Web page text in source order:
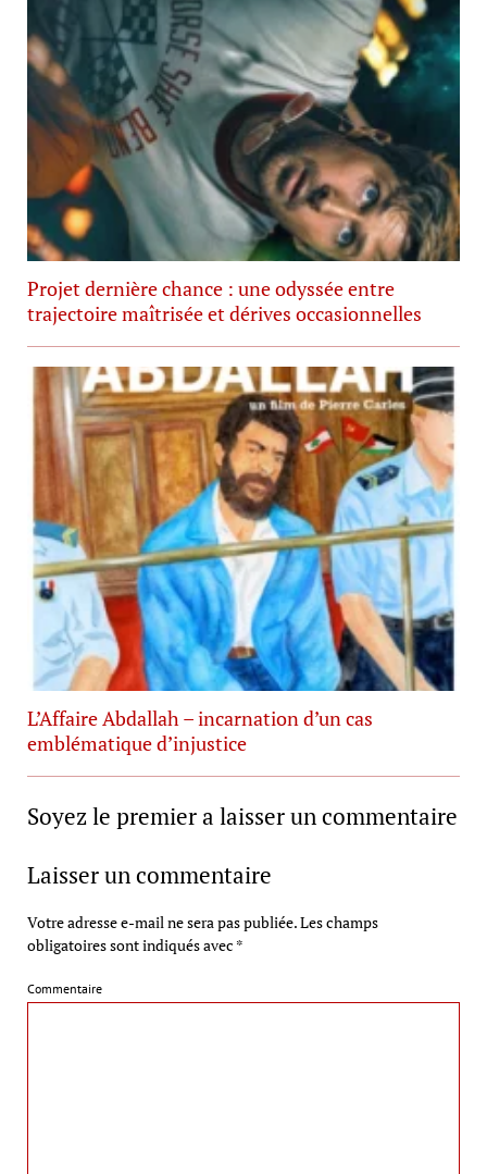
Projet dernière chance : une odyssée entre
trajectoire maîtrisée et dérives occasionnelles
L’Affaire Abdallah – incarnation d’un cas
emblématique d’injustice
Soyez le premier a laisser un commentaire
Laisser un commentaire
Votre adresse e-mail ne sera pas publiée.Les champs
obligatoires sont indiqués avec *
Commentaire